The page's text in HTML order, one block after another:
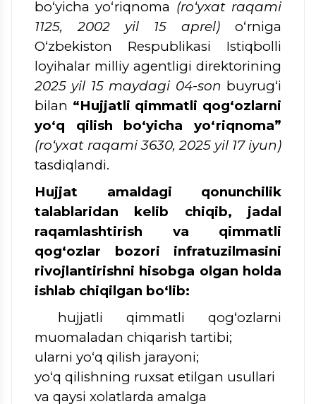
bo‘yicha yo‘riqnoma (ro‘yxat raqami
1125, 2002 yil 15 aprel) o‘rniga
O‘zbekiston Respublikasi Istiqbolli
loyihalar milliy agentligi direktorining
2025 yil 15 maydagi 04-son buyrug‘i
bilan “Hujjatli qimmatli qog‘ozlarni
yo‘q qilish bo‘yicha yo‘riqnoma”
(ro‘yxat raqami 3630, 2025 yil 17 iyun)
tasdiqlandi.
Hujjat amaldagi qonunchilik
talablaridan kelib chiqib, jadal
raqamlashtirish va qimmatli
qog‘ozlar bozori infratuzilmasini
rivojlantirishni hisobga olgan holda
ishlab chiqilgan bo‘lib:
hujjatli qimmatli qog‘ozlarni
muomaladan chiqarish tartibi;
ularni yo‘q qilish jarayoni;
yo‘q qilishning ruxsat etilgan usullari
va qaysi xolatlarda amalga